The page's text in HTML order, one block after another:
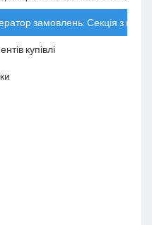
замовлень: Секція з
купівлі